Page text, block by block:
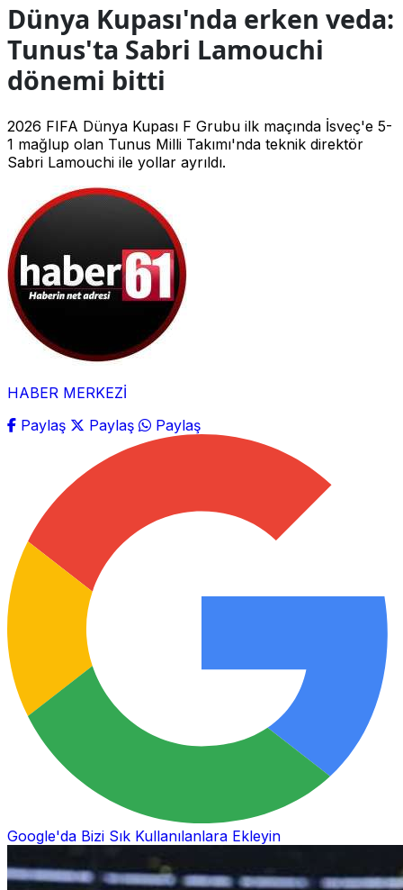
Dünya Kupası'nda erken veda:
Tunus'ta Sabri Lamouchi
dönemi bitti
2026 FIFA Dünya Kupası F Grubu ilk maçında İsveç'e 5-
1 mağlup olan Tunus Milli Takımı'nda teknik direktör
Sabri Lamouchi ile yollar ayrıldı.
HABER MERKEZİ
Paylaş
Paylaş Paylaş
Google'da Bizi Sık Kullanılanlara Ekleyin